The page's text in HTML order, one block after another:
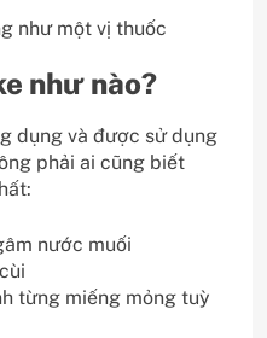
như một vị thuốc
như nào?
dụng và được sử dụng
phải ai cũng biết
nước muối
từng miếng mỏng tuỳ